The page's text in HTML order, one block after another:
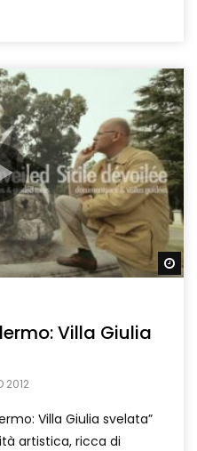
Villa Giulia
2012
Villa Giulia svelata”
artistica, ricca di